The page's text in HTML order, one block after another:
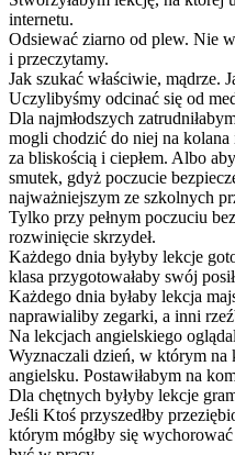
internetu.
Odsiewać ziarno od plew. Nie
i przeczytamy.
Jak szukać właściwie, mądrze.
Uczylibyśmy odcinać się od
Dla najmłodszych
mogli chodzić do niej na
za bliskością i ciepłem. Albo
smutek, gdyż poczucie
najważniejszym ze szkolnych
Tylko przy pełnym poczuciu
rozwinięcie skrzydeł.
Każdego dnia byłyby lekcje
klasa przygotowałaby swój
Każdego dnia byłaby lekcja
naprawialiby zegarki, a inni
Na lekcjach angielskiego
Wyznaczali dzień, w którym
angielsku. Postawiłabym na
Dla chętnych byłyby lekcje
Jeśli Ktoś przyszedłby
którym mógłby się